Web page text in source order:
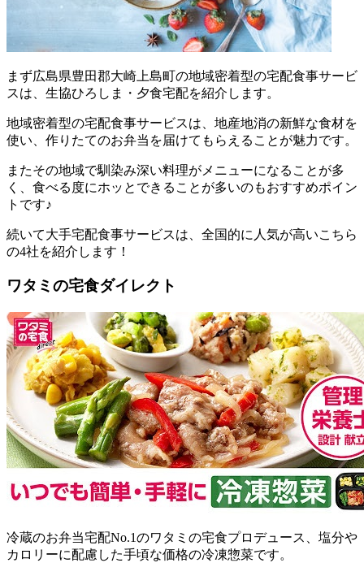
まず広島県豊田郡大崎上島町の地域密着型の宅配食事サービ
スは、生協ひろしま・夕食宅配を紹介します。
地域密着型の宅配食事サービスは、地産地消の新鮮な食材を
使い、作りたてのお弁当を届けてもらえることが魅力です。
またその地域で馴染み深い料理がメニューになることが多
く、食べる度にホッとできることが多いのもおすすめポイン
トです♪
続いて大手宅配食事サービスは、全国的に人気が高いこちら
の4社を紹介します！
ワタミの宅食ダイレクト
冷蔵のお弁当宅配No.1のワタミの宅食プロデュース、塩分や
カロリーに配慮した手頃な価格の冷凍惣菜です。